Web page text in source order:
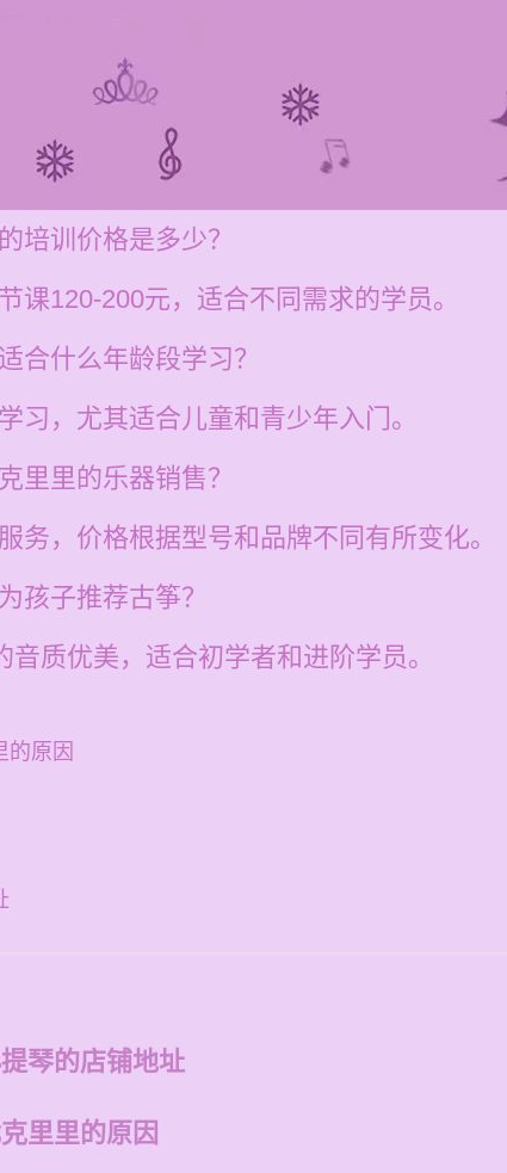
培训价格是多少？
课120-200元，适合不同需求的学员。
合什么年龄段学习？
习，尤其适合儿童和青少年入门。
里里的乐器销售？
务，价格根据型号和品牌不同有所变化。
孩子推荐古筝？
音质优美，适合初学者和进阶学员。
的原因
琴的店铺地址
里里的原因